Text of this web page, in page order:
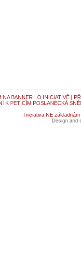
NA BANNER | O INICIATIVĚ|
K PETICÍM POSLANECKÁ
Iniciativa NE základnám
Design and